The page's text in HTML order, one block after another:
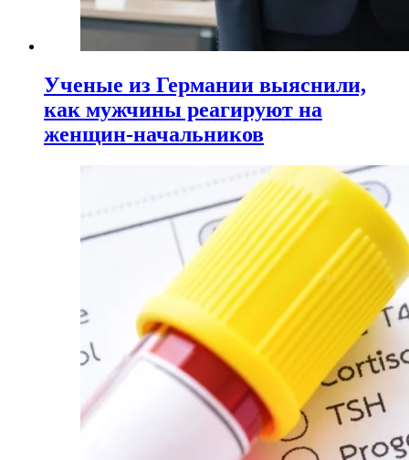
Ученые из Германии выяснили,
как мужчины реагируют на
женщин-начальников